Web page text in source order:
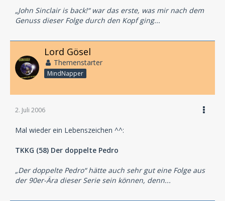
„John Sinclair is back!“ war das erste, was mir nach dem
Genuss dieser Folge durch den Kopf ging...
Lord Gösel
Themenstarter
MindNapper
2. Juli 2006
Mal wieder ein Lebenszeichen ^^:
TKKG (58) Der doppelte Pedro
„Der doppelte Pedro“ hätte auch sehr gut eine Folge aus
der 90er-Ära dieser Serie sein können, denn...